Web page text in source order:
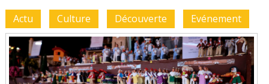
Actu Culture Découverte Evénement